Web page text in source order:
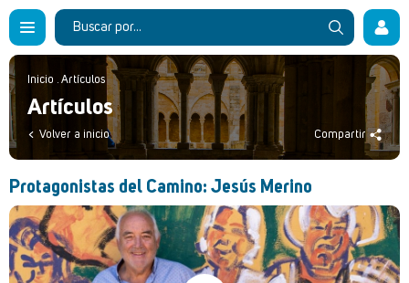
Inicio . Artículos
Artículos
Volver a inicio Compartir
Protagonistas del Camino: Jesús Merino